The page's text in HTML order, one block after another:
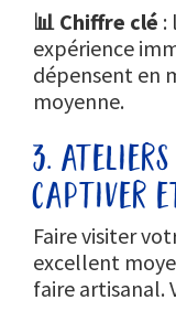
📊 Chiffre clé :
expérience
dépensent en
moyenne.
3.
captiver
Faire visiter
excellent
faire artisanal.